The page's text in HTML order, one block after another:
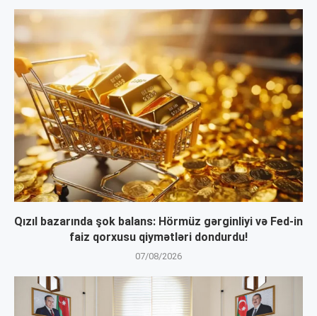
Qızıl bazarında şok balans: Hörmüz gərginliyi və Fed-in
faiz qorxusu qiymətləri dondurdu!
07/08/2026